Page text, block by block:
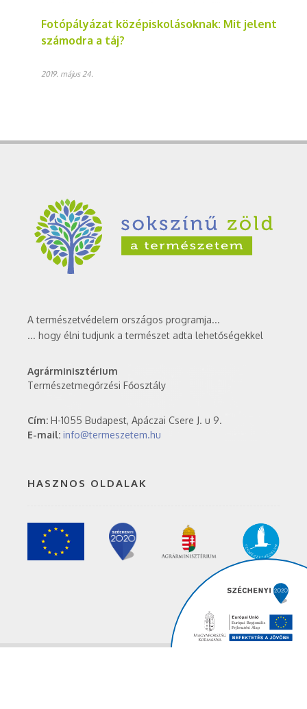
Fotópályázat középiskolásoknak: Mit jelent
számodra a táj?
2019. május 24.
A természetvédelem országos programja...
... hogy élni tudjunk a természet adta lehetőségekkel
Agrárminisztérium
Természetmegőrzési Főosztály
Cím: H-1055 Budapest, Apáczai Csere J. u 9.
E-mail: info@termeszetem.hu
HASZNOS OLDALAK